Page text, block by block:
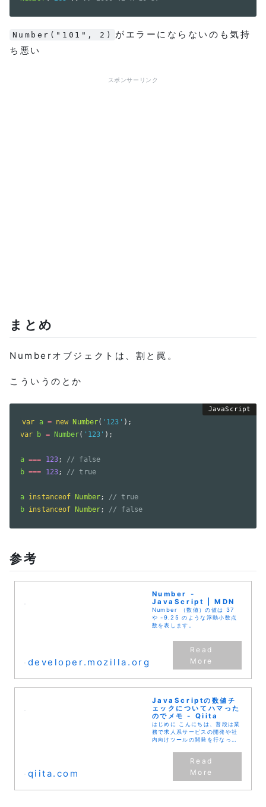
Number("101", 2)
がエラーにならないのも気持
ち悪い
スポンサーリンク
まとめ
Numberオブジェクトは、割と罠。
こういうのとか
var a = new Number( '123' ) ;
var b = Number( '123' ) ;
a === 123;
// false
b === 123; // true
a instanceof Number;
// true
b instanceof Number; // false
参考
Number -
JavaScript | MDN
Number （数値）の値は 37
や -9.25 のような浮動小数点
数を表します。
developer.mozilla.org
JavaScriptの数値チ
ェックについてハマった
のでメモ - Qiita
はじめに こんにちは、普段は業
務で求人系サービスの開発や社
内向けツールの開発を行なって
についてまとめました。 調べる
と多くの記事...
qiita.com